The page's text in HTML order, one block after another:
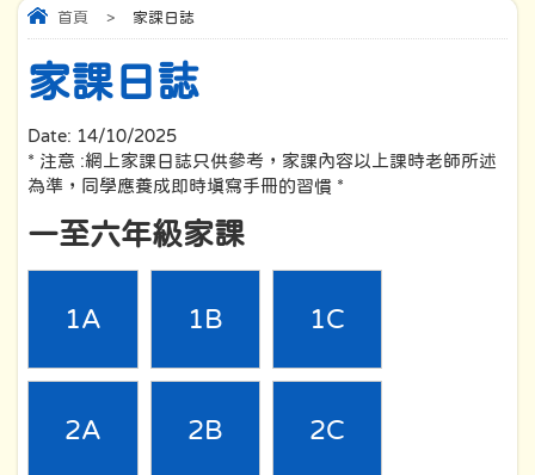
首頁 > 家課日誌
家課日誌
Date: 14/10/2025
* 注意 :網上家課日誌只供參考，家課內容以上課時老師所述
為準，同學應養成即時填寫手冊的習慣 *
一至六年級家課
1A 1B 1C
2A 2B 2C